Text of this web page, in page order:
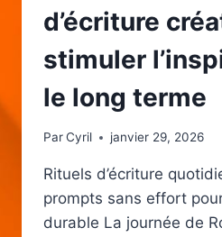
d’écriture
stimuler
le long terme
ParCyril janvier 29, 2026
Rituels d’écriture
prompts sans effort
durable La journée de